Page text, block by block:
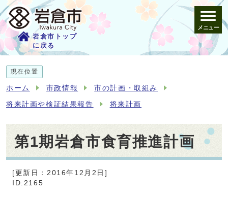
岩倉市トップ
に戻る
メニュー
現在位置
ホーム 市政情報 市の計画・取組み
将来計画や検証結果報告 将来計画
第1期岩倉市食育推進計画
[更新日：2016年12月2日]
ID:2165